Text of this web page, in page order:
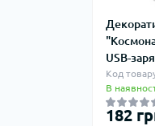
USB-
Код
В
182